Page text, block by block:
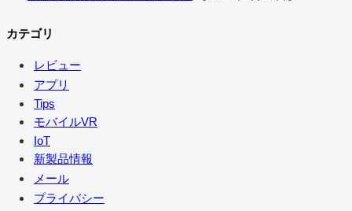
カテゴリ
レビュー
アプリ
Tips
モバイルVR
IoT
新製品情報
メール
プライバシー